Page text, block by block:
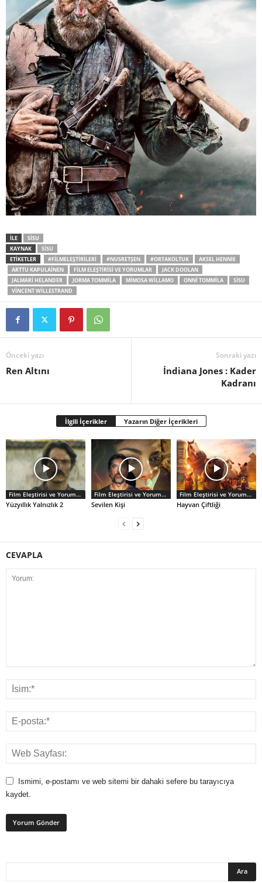
İLE
SISU
KAYNAK
SISU
ETİKETLER
#FILMELEŞTIRILERI #NUSRETŞEN #ORTAKOLTUK
AKSEL HENNIE
ARTTU KAPULAINEN
FILM ELEŞTIRISI VE YORUMLAR
JACK DOOLAN
JALMARI HELANDER
JORMA TOMMILA MIMOSA WILLAMO ONNI TOMMILA
SISU
VINCENT WILLESTRAND
Önceki yazı
Ren Altını
Sonraki yazı
İndiana Jones : Kader
Kadranı
İlgili İçerikler Yazarın Diğer İçerikleri
Film Eleştirisi ve Yorumlar
Yüzyıllık Yalnızlık 2
Film Eleştirisi ve Yorumlar
Sevilen Kişi
Film Eleştirisi ve Yorumlar
Hayvan Çiftliği
CEVAPLA
Ismimi, e-postamı ve web sitemi bir dahaki sefere bu tarayıcıya
kaydet.